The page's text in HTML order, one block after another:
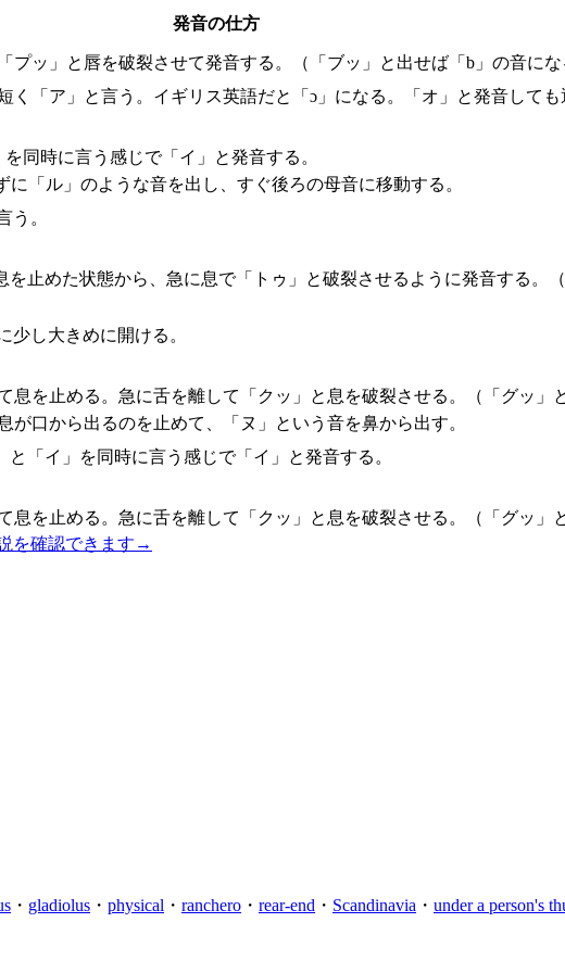
発音の仕方
プッ」と唇を破裂させて発音する。（「ブッ」と出せば「b」の音にな
く「ア」と言う。イギリス英語だと「ɔ」になる。「オ」と発音しても
同時に言う感じで「イ」と発音する。
「ル」のような音を出し、すぐ後ろの母音に移動する。
う。
を止めた状態から、急に息で「トゥ」と破裂させるように発音する。
少し大きめに開ける。
息を止める。急に舌を離して「クッ」と息を破裂させる。（「グッ」
が口から出るのを止めて、「ヌ」という音を鼻から出す。
「イ」を同時に言う感じで「イ」と発音する。
息を止める。急に舌を離して「クッ」と息を破裂させる。（「グッ」
を確認できます →
・ gladiolus ・ physical ・ ranchero ・ rear-end ・ Scandinavia ・ under a person's